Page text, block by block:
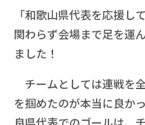
「和歌山県代表を応援し
関わらず会場まで足を運
ました！
チームとしては連戦を
を掴めたのが本当に良